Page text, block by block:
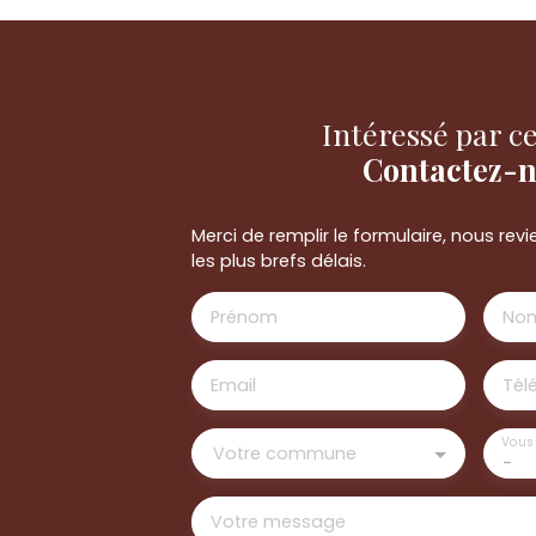
Intéressé par
Contactez-
Merci de remplir le formulaire, nous
les plus brefs délais.
Prénom
Email
Votre commune -
Vous
Votre message